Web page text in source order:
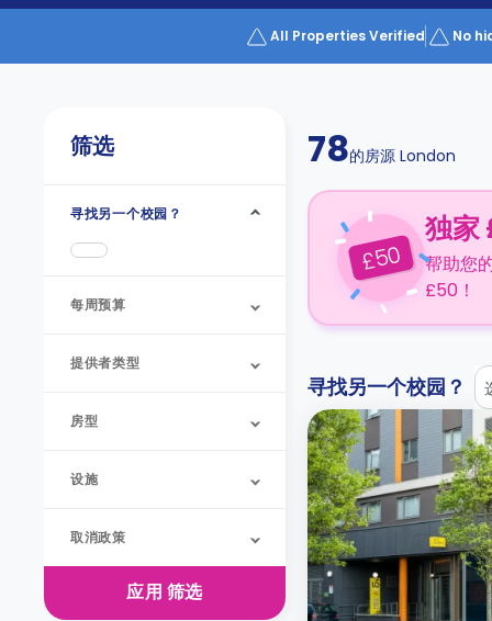
All Properties Verified No
筛选
寻找另一个校园？
每周预算
提供者类型
房型
设施
取消政策
应用 筛选
78的房源 London
£50
独家
帮助您
£50！
寻找另一个校园？